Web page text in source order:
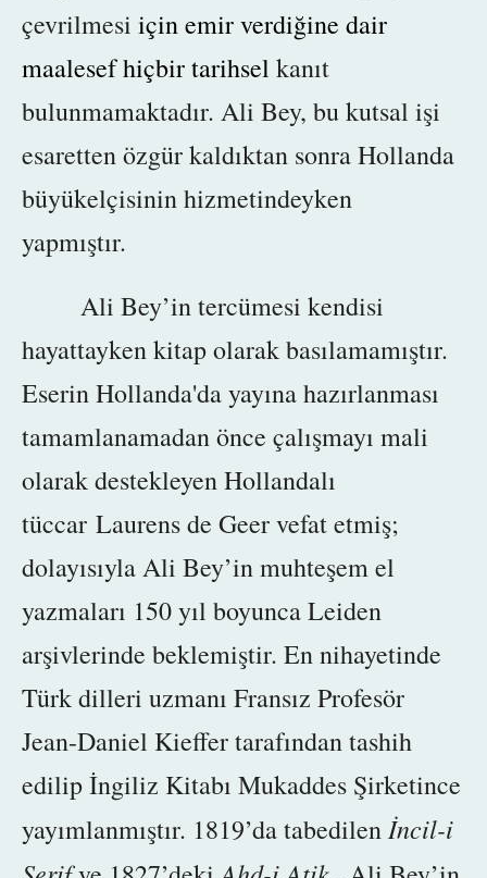
çevrilmesi için emir verdiğine dair
maalesef hiçbir tarihsel kanıt
bulunmamaktadır. Ali Bey, bu kutsal işi
esaretten özgür kaldıktan sonra Hollanda
büyükelçisinin hizmetindeyken
yapmıştır.
Ali Bey’in tercümesi kendisi
hayattayken kitap olarak basılamamıştır.
Eserin Hollanda'da yayına hazırlanması
tamamlanamadanönce çalışmayı mali
olarak destekleyen Hollandalı
tüccar Laurens de Geer vefat etmiş;
dolayısıyla Ali Bey’in muhteşem el
yazmaları 150 yıl boyunca Leiden
arşivlerinde beklemiştir. En nihayetinde
Türk dilleri uzmanı Fransız Profesör
Jean-Daniel Kieffer tarafından tashih
edilip İngiliz Kitabı Mukaddes Şirketince
yayımlanmıştır. 1819’da tabedilen İncil-i